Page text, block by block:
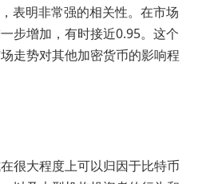
表明非常强的相关性。在市场
步增加，有时接近0.95。这个
走势对其他加密货币的影响程
很大程度上可以归因于比特币